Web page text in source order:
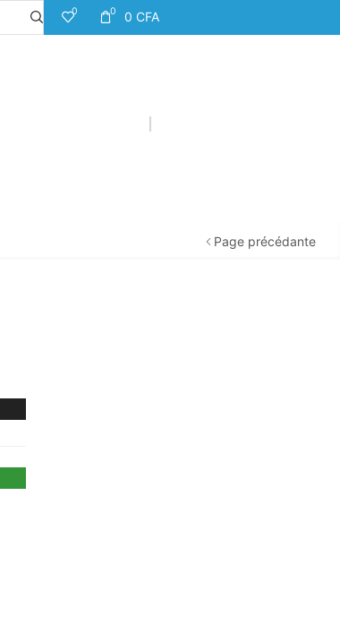
0 0 0 CFA
Page précédante